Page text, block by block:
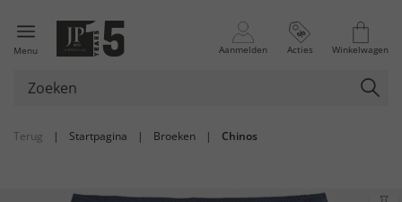
Menu Aanmelden Acties Winkelwagen
Terug | Startpagina | Broeken | Chinos